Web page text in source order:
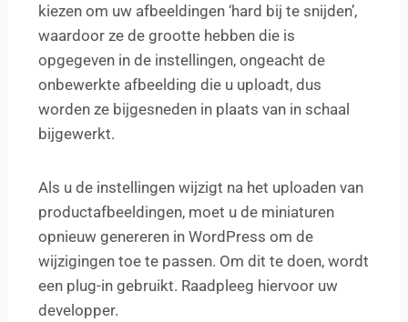
kiezen om uw afbeeldingen ‘hard bij te snijden’,
waardoor ze de grootte hebben die is
opgegeven in de instellingen, ongeacht de
onbewerkte afbeelding die u uploadt, dus
worden ze bijgesneden in plaats van in schaal
bijgewerkt.
Als u de instellingen wijzigt na het uploaden van
productafbeeldingen, moet u de miniaturen
opnieuw genereren in WordPress om de
wijzigingen toe te passen. Om dit te doen, wordt
een plug-in gebruikt. Raadpleeg hiervoor uw
developper.